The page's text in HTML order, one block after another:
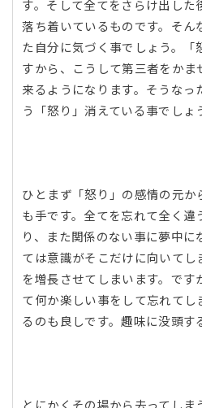
す。そして全てをさらけ出した
落ち着いているものです。そん
た自分に気づく事でしょう。「
すから、こうして第三者をかま
来るようになります。そうなっ
う「怒り」消えている事でしょ
ひとまず「怒り」の感情の元か
も手です。全てを忘れて全く違
り、また関係のない事に夢中に
ては意識がそこだけに向いてし
を増長させてしまいます。です
て何か楽しい事をして忘れてし
るのも良しです。趣味に没頭す